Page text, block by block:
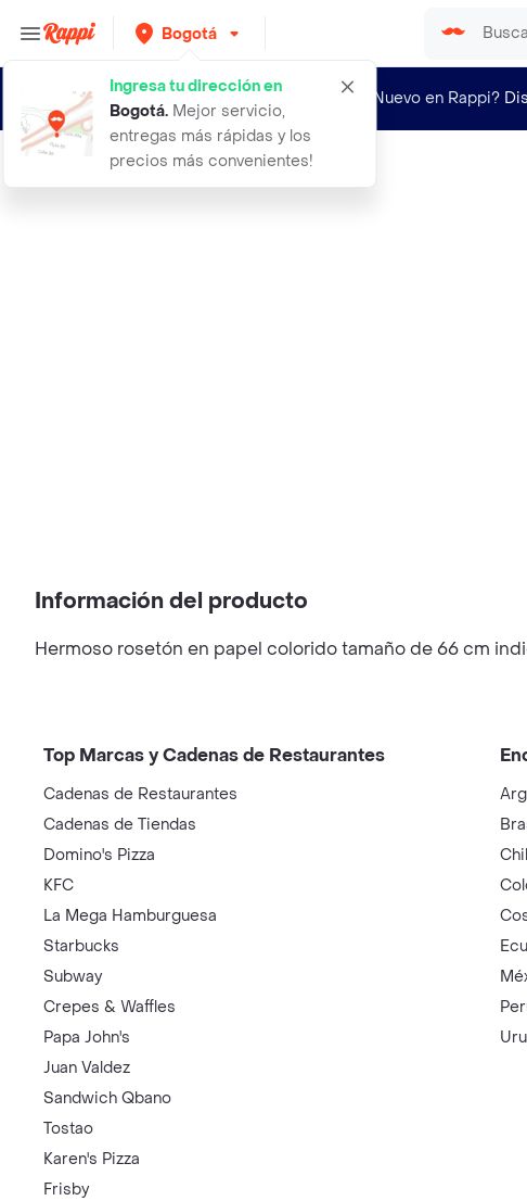
Bogotá
Ingresa tu dirección en
Bogotá. Mejor servicio,
entregas más rápidas y los
precios más convenientes!
¿Nuevo en Rappi?
1 roseton redondo grande mexicano
Información del producto
Hermoso rosetón en papel colorido tamaño de 66 cm
Top Marcas y Cadenas de Restaurantes
Cadenas de Restaurantes
Cadenas de Tiendas
Domino's Pizza
KFC
La Mega Hamburguesa
Starbucks
Subway
Crepes & Waffles
Papa John's
Juan Valdez
Sandwich Qbano
Tostao
Karen's Pizza
Frisby